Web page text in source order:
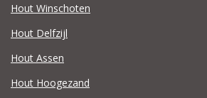
Hout Winschoten
Hout Delfzijl
Hout Assen
Hout Hoogezand